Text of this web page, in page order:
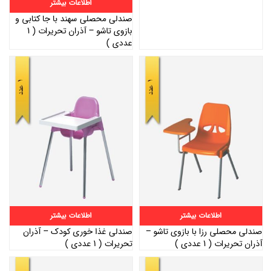
اطلاعات بیشتر
صندلی محصلی سهند با جا کتابی و
بازوی تاشو – آذران تحریرات ( 1
عددی )
اطلاعات بیشتر
صندلی محصلی رزا با بازوی تاشو –
آذران تحریرات ( 1 عددی )
اطلاعات بیشتر
صندلی غذا خوری کودک – آذران
تحریرات ( 1 عددی )